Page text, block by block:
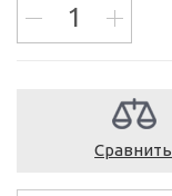
Сравнить